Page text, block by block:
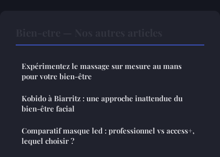
Expérimentez le massage sur mesure au mans
pour votre bien-être
Kobido à Biarritz : une approche inattendue du
bien-être facial
Comparatif masque led : professionnel vs access+,
lequel choisir ?